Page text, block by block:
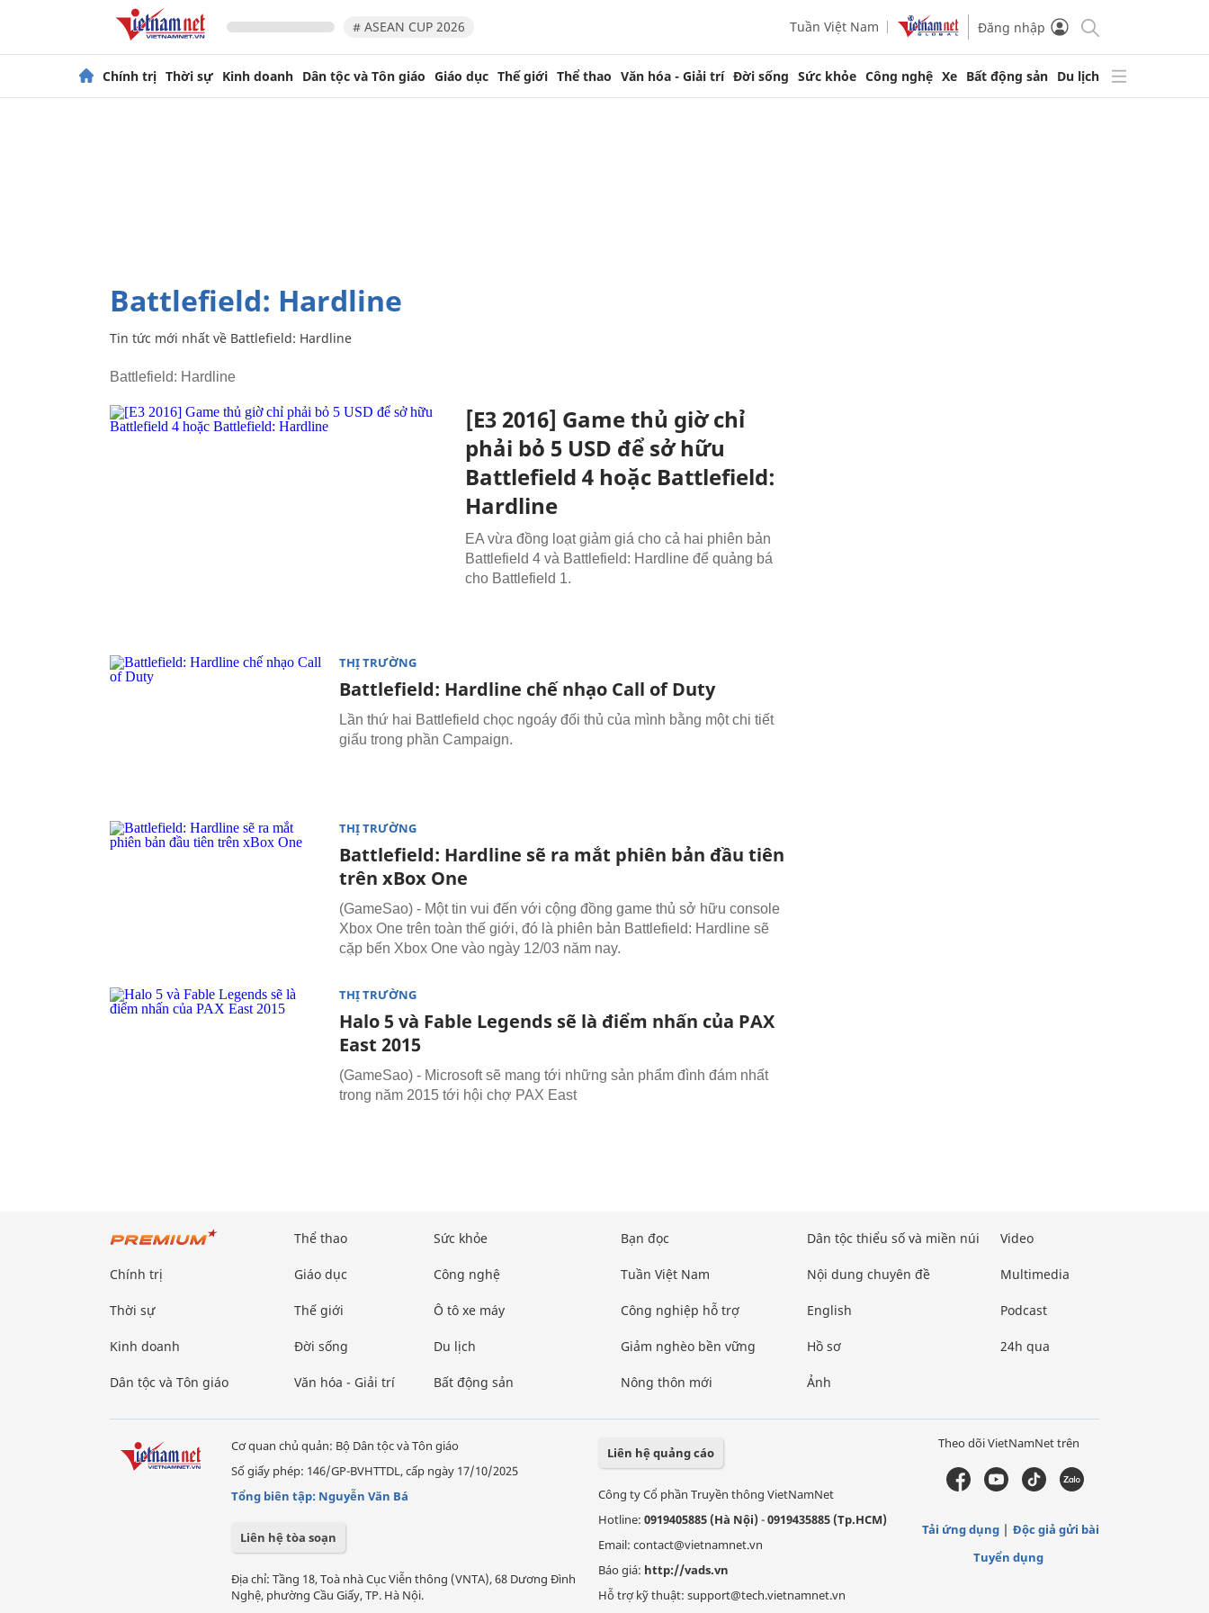
# ASEAN CUP 2026 Tuần Việt Nam Đăng nhập
Chính trị Thời sự Kinh doanh Dân tộc và Tôn giáo Giáo dục Thế giới Thể thao Văn hóa - Giải trí Đời sống Sức khỏe Công nghệ Xe Bất động sản Du lịch
Battlefield: Hardline
Tin tức mới nhất về Battlefield: Hardline
Battlefield: Hardline
[E3 2016] Game thủ giờ chỉ
phải bỏ 5 USD để sở hữu
Battlefield 4 hoặc Battlefield:
Hardline
EA vừa đồng loạt giảm giá cho cả hai phiên bản
Battlefield 4 và Battlefield: Hardline để quảng bá
cho Battlefield 1.
THỊ TRƯỜNG
Battlefield: Hardline chế nhạo Call of Duty
Lần thứ hai Battlefield chọc ngoáy đối thủ của mình bằng một chi tiết
giấu trong phần Campaign.
THỊ TRƯỜNG
Battlefield: Hardline sẽ ra mắt phiên bản đầu tiên
trên xBox One
(GameSao) - Một tin vui đến với cộng đồng game thủ sở hữu console
Xbox One trên toàn thế giới, đó là phiên bản Battlefield: Hardline sẽ
cặp bến Xbox One vào ngày 12/03 năm nay.
THỊ TRƯỜNG
Halo 5 và Fable Legends sẽ là điểm nhấn của PAX
East 2015
(GameSao) - Microsoft sẽ mang tới những sản phẩm đình đám nhất
trong năm 2015 tới hội chợ PAX East
Chính trị
Thời sự
Kinh doanh
Dân tộc và Tôn giáo
Thể thao
Giáo dục
Thế giới
Đời sống
Văn hóa - Giải trí
Sức khỏe
Công nghệ
Ô tô xe máy
Du lịch
Bất động sản
Bạn đọc
Tuần Việt Nam
Công nghiệp hỗ trợ
Giảm nghèo bền vững
Nông thôn mới
Dân tộc thiểu số và miền núi
Nội dung chuyên đề
English
Hồ sơ
Ảnh
Video
Multimedia
Podcast
24h qua
Cơ quan chủ quản: Bộ Dân tộc và Tôn giáo
Số giấy phép: 146/GP-BVHTTDL, cấp ngày 17/10/2025
Tổng biên tập: Nguyễn Văn Bá
Liên hệ tòa soạn
Địa chỉ: Tầng 18, Toà nhà Cục Viễn thông (VNTA), 68 Dương Đình
Nghệ, phường Cầu Giấy, TP. Hà Nội.
Liên hệ quảng cáo
Công ty Cổ phần Truyền thông VietNamNet
Hotline: 0919405885 (Hà Nội)-0919435885 (Tp.HCM)
Email: contact@vietnamnet.vn
Báo giá: http://vads.vn
Hỗ trợ kỹ thuật: support@tech.vietnamnet.vn
Theo dõi VietNamNet trên
Tải ứng dụng
Độc giả gửi bài
Tuyển dụng